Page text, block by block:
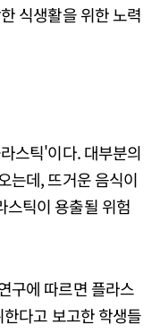
식생활을 위한 노력
스틱'이다. 대부분의
는데, 뜨거운 음식이
스틱이 용출될 위험
구에 따르면 플라스
다고 보고한 학생들